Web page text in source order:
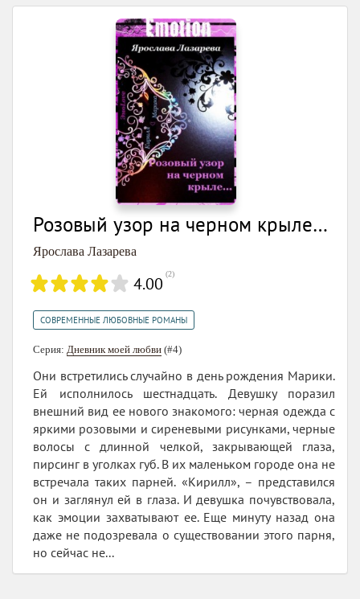
Розовый узор на черном крыле…
Ярослава Лазарева
4.00 (2)
СОВРЕМЕННЫЕ ЛЮБОВНЫЕ РОМАНЫ
Серия: Дневник моей любви (#4)
Они встретились случайно в день рождения Марики.
Ей исполнилось шестнадцать. Девушку поразил
внешний вид ее нового знакомого: черная одежда с
яркими розовыми и сиреневыми рисунками, черные
волосы с длинной челкой, закрывающей глаза,
пирсинг в уголках губ. В их маленьком городе она не
встречала таких парней. «Кирилл», – представился
он и заглянул ей в глаза. И девушка почувствовала,
как эмоции захватывают ее. Еще минуту назад она
даже не подозревала о существовании этого парня,
но сейчас не...